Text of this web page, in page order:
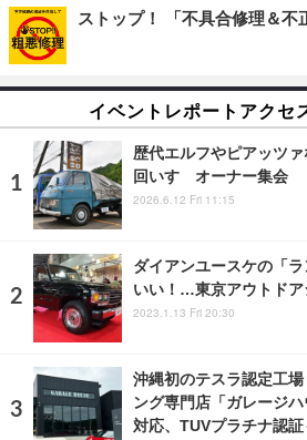
ストップ！ 「不具合修理＆不
イベントレポートアクセ
歴代エルフやピアッツ
回いすゞオーナー集会
2026.6.12 Fri 11:15
ダイアンユースケの「
いい！…東京アウトドア
2023.1.13 Fri 20:30
沖縄初のテスラ認定工
ング専門店「ガレージ
対応、TUVプラチナ認証